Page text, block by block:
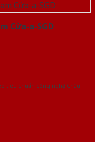
Cửa-a-SGD
tiêu chuẩn công nghệ Châu